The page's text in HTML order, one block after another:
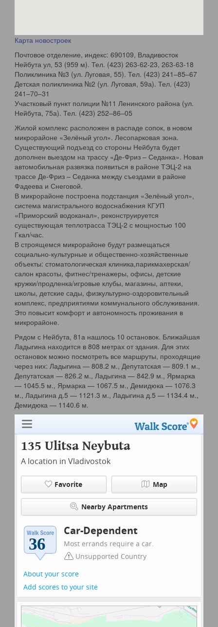
Карта новостроек
Почтовое отделение, индекс: 690109, Владивосток
Нейбута ул, 53 (959 м). Тел. (423) 263-62-23, 263-63-18
Поликлиника №3 (ул. Луговая, 55). Тел. (423) 241–85–67
Детская поликлиника №2 (ул. Луговая, 59а). Тел. (423)
241–70–31
Участковый пункт полиции №11 Ленинского района (ул.
Нейбута, 75а). Тел. (423) 252–86–05
Жилой комплекс расположен в распаде сопок, в новом
микрорайоне «Зелёный угол». Лесопарковая зона.
Существующий подъезд со стороны Нейбута будет
дополнен выездом на трассу «Де-Фриз – Седанка». Новая
автомобильная развязка появиться в районе ТЭЦ-2 на
трассе Де-Фриз – Седанка между съездами в районе
Фадеева и Снеговой.
В микрорайоне построена подстанция «Зелёный угол»,
система магистрального водоснабжения КГУП
«Приморский водоканал», реконструируется
существующая теплотрасса ТЭЦ-2 с мощностью 100
Гкал/час.
В строящемся микрорайоне будут размещаться
социально-культурные и общественно-хозяйственные
объекты: стоматологическая клиника,парикмахерская/
салон красоты, фитнес/тренажеры, офисы, детские
кружки/продленка/игровые клубы, магазины, аптеки,
школы, детские сады, физкультурно-оздоровительный
комплекс, предприятиями коммунального обслуживания.
Это повысит комфорт и автономность проживания в
микрорайоне.
Рядом с Нейбута, 81а нашлось 10 остановок. Ближайшая
Ладыгина находится в 808 метрах от здания. Для этих
остановок можно посмотреть все маршруты, проходящие
через них: Ладыгина — 808.2 м., Депутатская — 809.1 м.,
Депутатская — 826.2 м., Ладыгина — 842.9 м., Ярмарка
— 1045.5 м., Ярмарка — 1067.5 м., Демидюка — 1076.3
м., Ладыгина д.5 — 1121.3 м., Ладыгина д.5 — 1134.4 м.,
Демидюка — 1140.6 м.